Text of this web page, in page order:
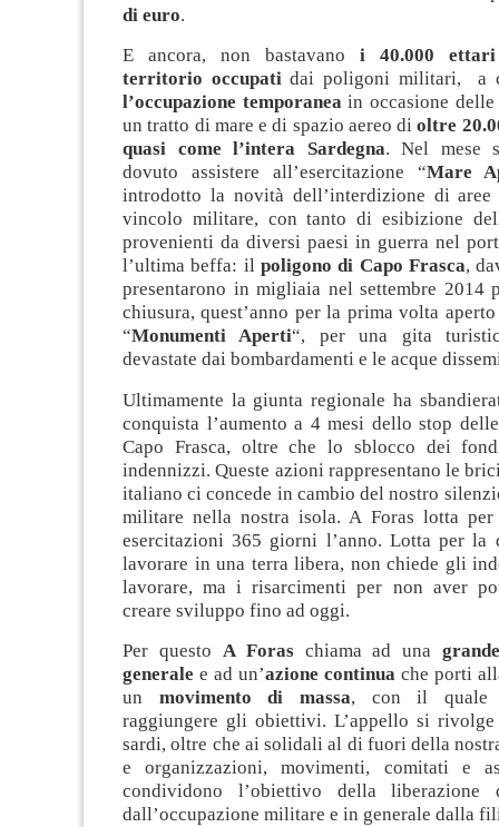
di euro.
E ancora, non bastavano i 40.000
territorio occupatidai poligoni militari, a
l’occupazione temporaneain occasione
un tratto di mare e di spazio aereo dioltre
quasi come l’intera Sardegna. Nel mese
dovuto assistere all’esercitazione “Mare
introdotto la novità dell’interdizione di aree
vincolo militare, con tanto di esibizione
provenienti da diversi paesi in guerra nel
l’ultima beffa: il poligono di Capo Frasca,
presentarono in migliaia nel settembre 2014
chiusura, quest’anno per la prima volta
“Monumenti Aperti“, per una gita
devastate dai bombardamenti e le acque
Ultimamente la giunta regionale ha
conquista l’aumento a 4 mesi dello stop
Capo Frasca, oltre che lo sblocco dei
indennizzi. Queste azioni rappresentano le
italiano ci concede in cambio del nostro
militare nella nostra isola. A Foras lotta
esercitazioni 365 giorni l’anno. Lotta per la
lavorare in una terra libera, non chiede gli
lavorare, ma i risarcimenti per non aver
creare sviluppo fino ad oggi.
Per questo A Foraschiama ad una
generale e ad un’azione continua che porti
un movimento di massa, con il quale
raggiungere gli obiettivi. L’appello si
sardi, oltre che ai solidali al di fuori della
e organizzazioni, movimenti, comitati e
condividono l’obiettivo della liberazione
dall’occupazione militare e in generale dalla